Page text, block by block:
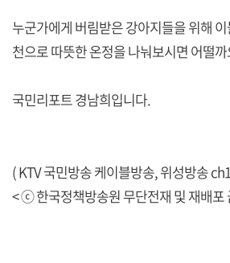
누군가에게 버림받은 강아지들을 위해
천으로 따뜻한 온정을 나눠보시면 어떨까
국민리포트 경남희입니다.
( KTV 국민방송 케이블방송, 위성방송
< ⓒ 한국정책방송원 무단전재 및 재배포